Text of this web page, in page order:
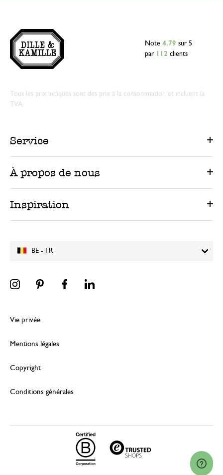
BE - FR
Note 4.79 sur 5
par
112 clients
Tous les prix indiqués sont des prix à la consommation et incluent la
TVA.
Service
À propos de nous
Inspiration
Vie privée
Mentions légales
Copyright
Conditions générales